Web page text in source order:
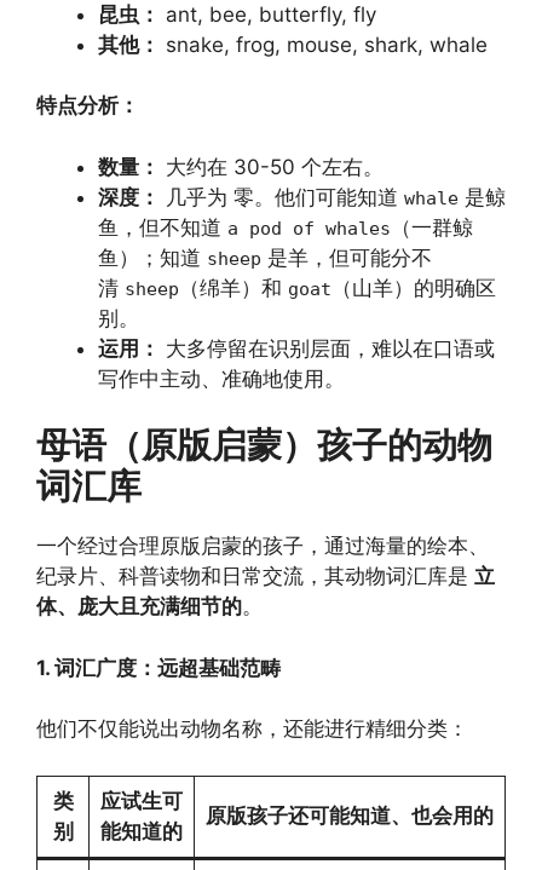
昆虫： ant, bee, butterfly, fly
其他： snake, frog, mouse, shark, whale
特点分析：
数量： 大约在 30-50 个左右。
深度：
几乎为 零。他们可能知道 whale 是鲸
鱼，但不知道 a pod of whales
（一群鲸
鱼）；知道 sheep 是羊，但可能分不
清 sheep （绵羊）和 goat
（山羊）的明确区
别。
运用： 大多停留在识别层面，难以在口语或
写作中主动、准确地使用。
母语（原版启蒙）孩子的动物
词汇库
一个经过合理原版启蒙的孩子，通过海量的绘本、
纪录片、科普读物和日常交流，其动物词汇库是 立
体、庞大且充满细节的。
1. 词汇广度：远超基础范畴
他们不仅能说出动物名称，还能进行精细分类：
类
别
应试生可
能知道的
原版孩子还可能知道、也会用的